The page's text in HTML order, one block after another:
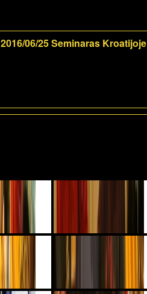
2016/06/25 Seminaras Kroatijoje